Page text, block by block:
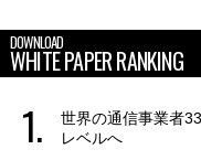
DOWNLOAD
WHITE PAPER RANKING
世界の通信事業者
レベルへ